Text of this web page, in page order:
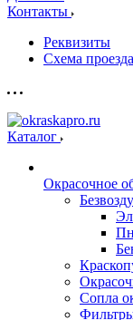
Контакты
Реквизиты
Схема проезда
Каталог
Окрасочное
Сопла